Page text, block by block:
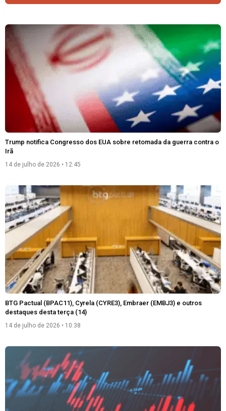
Trump notifica Congresso dos EUA sobre retomada da guerra contra o
Irã
14 de julho de 2026 12:45
BTG Pactual (BPAC11), Cyrela (CYRE3), Embraer (EMBJ3) e outros
destaques desta terça (14)
14 de julho de 2026 10:38